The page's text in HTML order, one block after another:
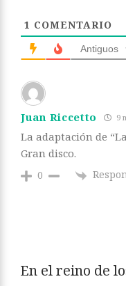
1 COMENTARIO
Antiguos
Juan Riccetto 9
La adaptación de
Gran disco.
0
En el reino de